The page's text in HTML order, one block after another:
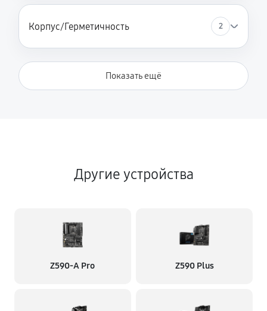
Корпус/Герметичность 2
Показать ещё
Другие устройства
Z590-A Pro Z590 Plus